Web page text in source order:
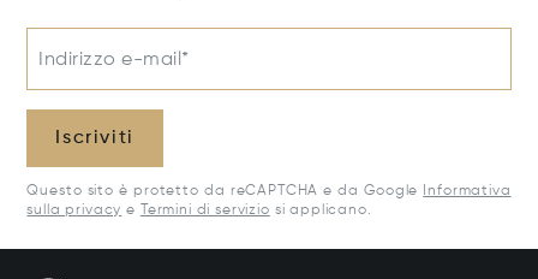
Indirizzo e-mail*
Iscriviti
Questo sito è protetto da reCAPTCHA e da Google
Informativa
sulla privacy e Termini di servizio si applicano.